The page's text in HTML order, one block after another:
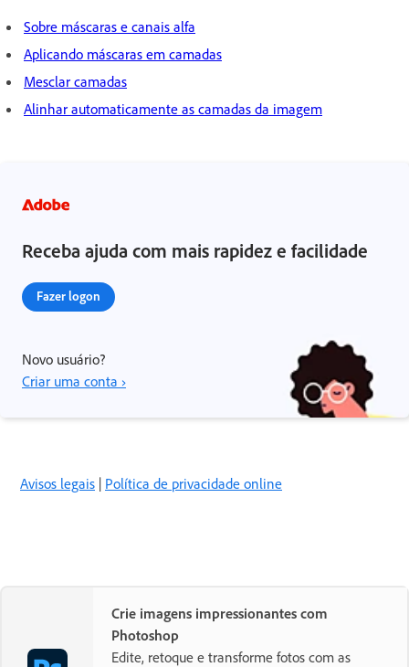
Sobre máscaras e canais alfa
Aplicando máscaras em camadas
Mesclar camadas
Alinhar automaticamente as camadas da imagem
Receba ajuda com mais rapidez e facilidade
Fazer logon
Novo usuário?
Criar uma conta ›
Avisos legais | Política de privacidade online
Crie imagens impressionantes com
Photoshop
Edite, retoque e transforme fotos com as